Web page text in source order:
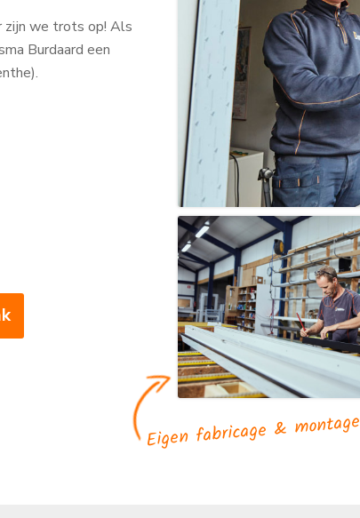
zijn we trots op! Als
Burdaard een
Eigen fabricage & montage